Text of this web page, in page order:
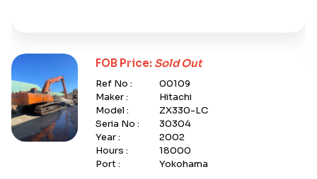
FOB Price: Sold Out
Ref No :
00109
Maker :
Hitachi
Model :
ZX330-LC
Seria No :
30304
Year :
2002
Hours :
18000
Port :
Yokohama